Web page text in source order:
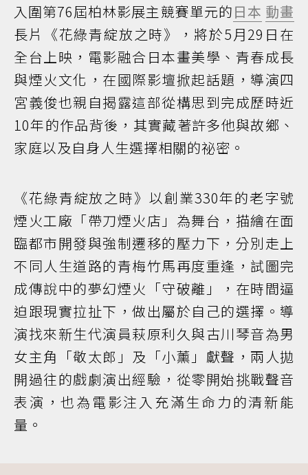
入圍第76屆柏林影展主競賽單元的日本 動畫
長片《花綠青綻放之時》，將於5月29日在
全台上映，電影融合日本畫美學、青春成長
與煙火文化，在國際影壇掀起話題，導演四
宮義俊也親自揭露這部從構思到完成歷時近
10年的作品背後，其實藏著許多他與故鄉、
家庭以及自身人生選擇相關的祕密。
《花綠青綻放之時》以創業330年的老字號
煙火工廠「帶刀煙火店」為舞台，描繪在面
臨都市開發與強制遷移的壓力下，分別走上
不同人生道路的青梅竹馬再度重逢，試圖完
成傳說中的夢幻煙火「守破離」，在時間逼
迫跟現實拉扯下，做出屬於自己的選擇。導
演找來新生代演員萩原利久與古川琴音為男
女主角「敬太郎」及「小薰」獻聲，兩人拋
開過往的戲劇演出經驗，從零開始挑戰聲音
表演，也為電影注入充滿生命力的清新能
量。